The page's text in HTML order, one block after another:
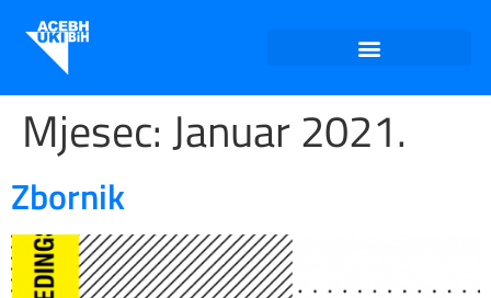
Mjesec:Januar 2021.
Zbornik